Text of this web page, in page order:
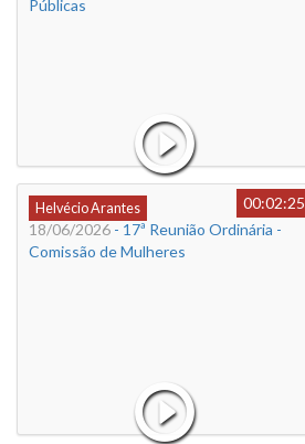
Públicas
Helvécio Arantes
00:02:25
18/06/2026 - 17ª Reunião Ordinária -
Comissão de Mulheres